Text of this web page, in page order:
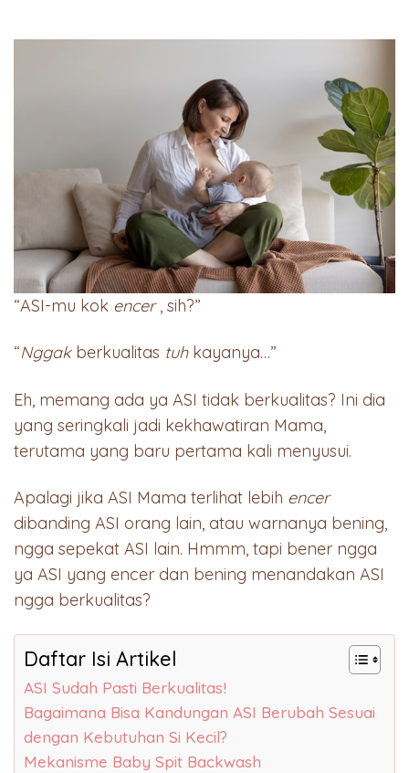
“ASI-mu kok encer, sih?”
“Nggak berkualitas tuhkayanya…”
Eh, memang ada ya ASI tidak berkualitas? Ini dia
yang seringkali jadi kekhawatiran Mama,
terutama yang baru pertama kali menyusui.
Apalagi jika ASI Mama terlihat lebih encer
dibanding ASI orang lain, atau warnanya bening,
ngga sepekat ASI lain. Hmmm, tapi bener ngga
ya ASI yang encer dan bening menandakan ASI
ngga berkualitas?
Daftar Isi Artikel
ASI Sudah Pasti Berkualitas!
Bagaimana Bisa Kandungan ASI Berubah Sesuai
dengan Kebutuhan Si Kecil?
Mekanisme Baby Spit Backwash